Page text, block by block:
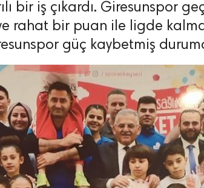
bir iş çıkardı. Giresunspor
rahat bir puan ile ligde
güç kaybetmiş